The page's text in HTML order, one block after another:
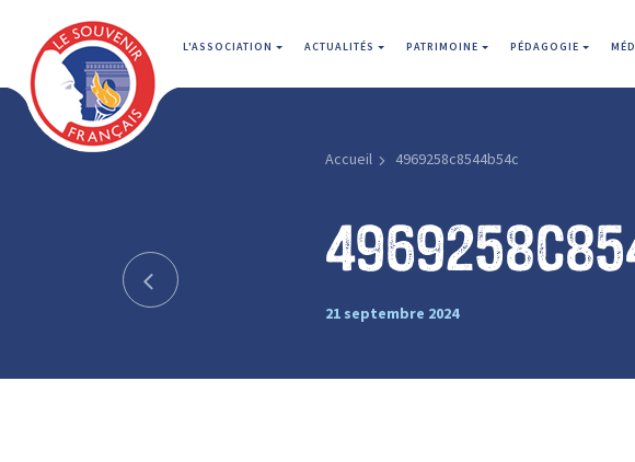
L'ASSOCIATION ACTUALITÉS PATRIMOINE PÉDAGOGIE
Accueil 4969258c8544b54c
21 septembre 2024